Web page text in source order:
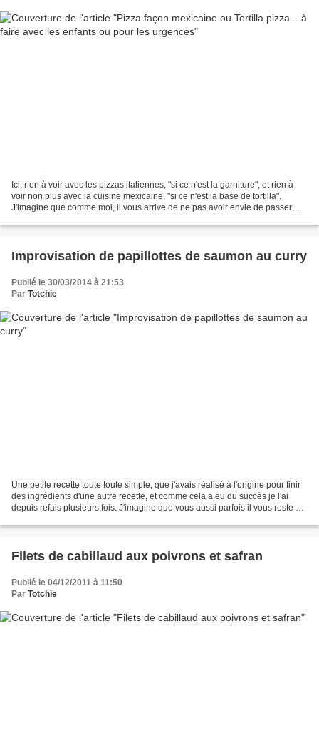
Ici, rien à voir avec les pizzas italiennes, "si ce n'est la garniture", et rien à
voir non plus avec la cuisine mexicaine, "si ce n'est la base de tortilla".
J'imagine que comme moi, il vous arrive de ne pas avoir envie de passer
Improvisation de papillottes de saumon au curry
Publié le 30/03/2014 à 21:53
Par Totchie
Une petite recette toute toute simple, que j'avais réalisé à l'origine pour finir
des ingrédients d'une autre recette, et comme cela a eu du succès je l'ai
depuis refais plusieurs fois. J'imagine que vous aussi parfois il vous reste un
Filets de cabillaud aux poivrons et safran
Publié le 04/12/2011 à 11:50
Par Totchie